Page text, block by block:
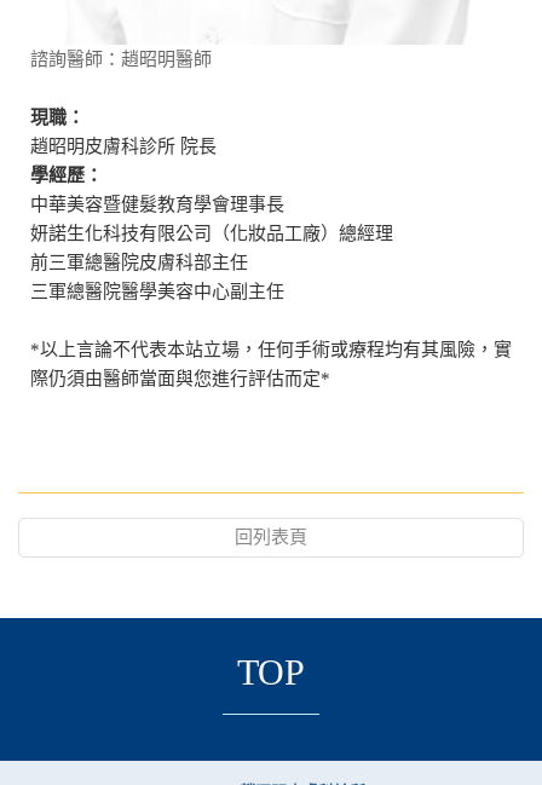
諮詢醫師：趙昭明醫師
現職：
趙昭明皮膚科診所 院長
學經歷：
中華美容暨健髮教育學會理事長
妍諾生化科技有限公司（化妝品工廠）總經理
前三軍總醫院皮膚科部主任
三軍總醫院醫學美容中心副主任
*以上言論不代表本站立場，任何手術或療程均有其風險，實
際仍須由醫師當面與您進行評估而定*
回列表頁
TOP